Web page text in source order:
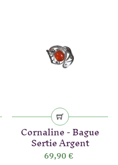
Cornaline - Bague
Sertie Argent
69,90 €